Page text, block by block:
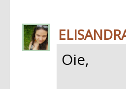
Oie,